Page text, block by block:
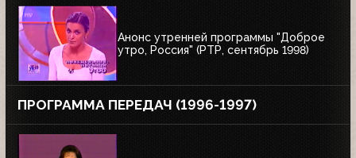
Анонс утренней программы "Доброе
утро, Россия" (РТР, сентябрь 1998)
ПРОГРАММА ПЕРЕДАЧ (1996-1997)